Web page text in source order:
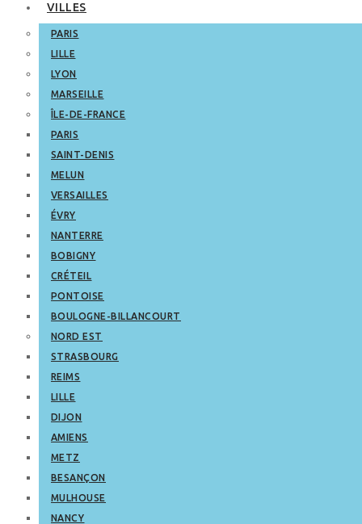
VILLES
PARIS
LILLE
LYON
MARSEILLE
ÎLE-DE-FRANCE
PARIS
SAINT-DENIS
MELUN
VERSAILLES
ÉVRY
NANTERRE
BOBIGNY
CRÉTEIL
PONTOISE
BOULOGNE-BILLANCOURT
NORD EST
STRASBOURG
REIMS
LILLE
DIJON
AMIENS
METZ
BESANÇON
MULHOUSE
NANCY